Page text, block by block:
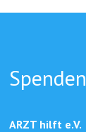
Spenden
ARZT hilft e.V.